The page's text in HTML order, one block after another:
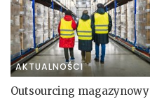
AKTUALNOŚCI
Outsourcing magazynowy